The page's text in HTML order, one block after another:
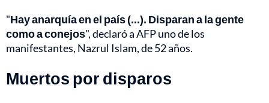
"Hay anarquía en el país (...). Disparan a la gente
como a conejos", declaró a AFP uno de los
manifestantes, Nazrul Islam, de 52 años.
Muertos por disparos